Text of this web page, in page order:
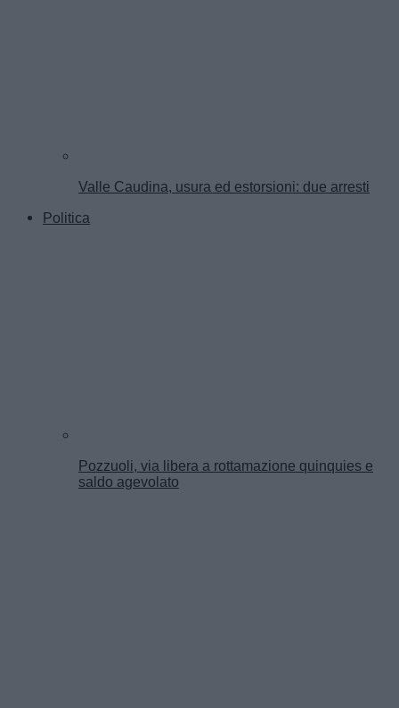
Valle Caudina, usura ed estorsioni: due arresti
Politica
Pozzuoli, via libera a rottamazione quinquies e
saldo agevolato